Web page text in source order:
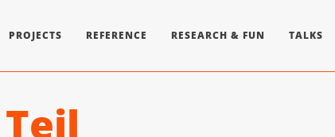
PROJECTS REFERENCE RESEARCH & FUN TALKS